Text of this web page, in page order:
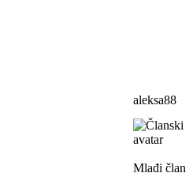
aleksa88
Mlađi član